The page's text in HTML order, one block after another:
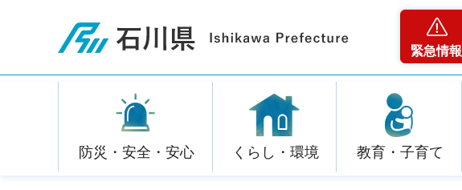
石川県
緊急情報
防災・安全・安心 くらし・環境 教育・子育て